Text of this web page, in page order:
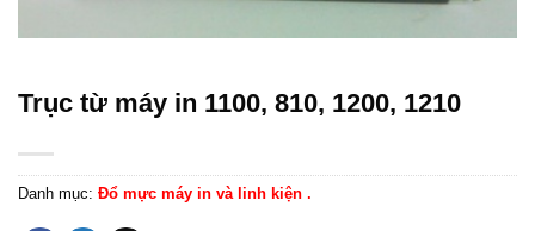
Trục từ máy in 1100, 810, 1200, 1210
Danh mục: Đổ mực máy in và linh kiện .